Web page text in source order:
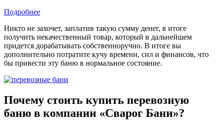
Подробнее
Никто не захочет, заплатив такую сумму денег, в итоге
получить некачественный товар, который в дальнейшем
придется дорабатывать собственноручно. В итоге вы
дополнительно потратите кучу времени, сил и финансов, что
бы привести эту баню в нормальное состояние.
Почему стоить купить перевозную
баню в компании «Сварог Бани»?